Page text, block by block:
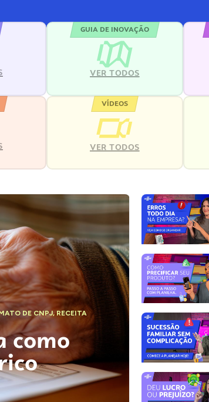
GUIA DE INOVAÇÃO
VER TODOS
VÍDEOS
VER TODOS
DE CNPJ,RECEITA
como